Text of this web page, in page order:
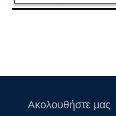
Ακολουθήστε μας